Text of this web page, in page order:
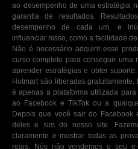
ao desempenho de uma estratégia
garantia de resultados.
desempenho de cada um, e
influenciar nisso, como a facilidade
Não é necessário adquirir esse
curso completo para conseguir uma
aprender estratégias e obter
Hotmart são liberadas
é apenas a plataforma utilizada
ao Facebook e TikTok ou a
Depois que você sair do Facebook
deles e sim do nosso site.
claramente e mostrar todas as
reais. Nós não vendemos o seu